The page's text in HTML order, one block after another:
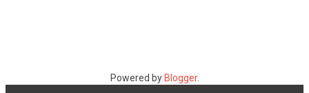
Powered by Blogger.